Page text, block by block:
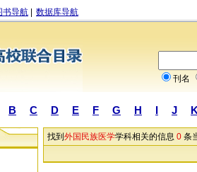
书导航 数据库导航
刊名
B C D E F G H I J
找到 外国民族医学学科相关的信息 0 条